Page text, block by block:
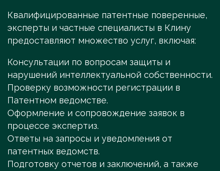
Квалифицированные патентные поверенные,
эксперты и частные специалисты в Клину
предоставляют множество услуг, включая:
Консультации по вопросам защиты и
нарушений интеллектуальной собственности.
Проверку возможности регистрации в
Патентном ведомстве.
Оформление и сопровождение заявок в
процессе экспертиз.
Ответы на запросы и уведомления от
патентных ведомств.
Подготовку отчетов и заключений, а также